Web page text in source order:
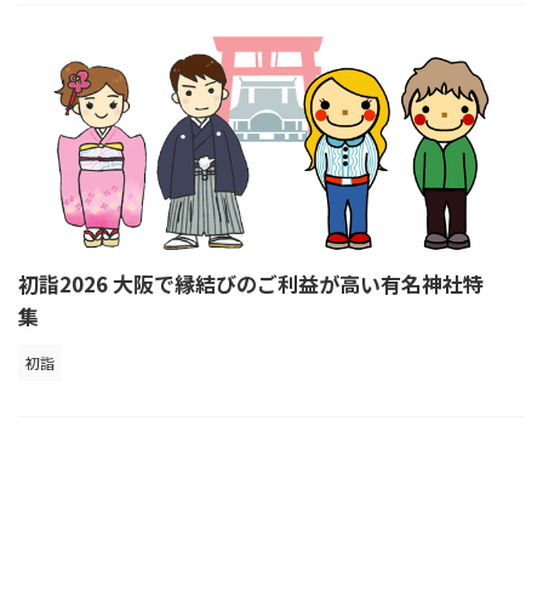
初詣2026 大阪で縁結びのご利益が高い有名神社特
集
初詣